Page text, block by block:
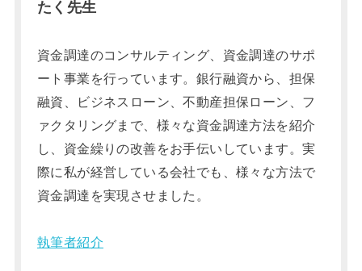
たく先生
資金調達のコンサルティング、資金調達のサポ
ート事業を行っています。銀行融資から、担保
融資、ビジネスローン、不動産担保ローン、フ
ァクタリングまで、様々な資金調達方法を紹介
し、資金繰りの改善をお手伝いしています。実
際に私が経営している会社でも、様々な方法で
資金調達を実現させました。
執筆者紹介